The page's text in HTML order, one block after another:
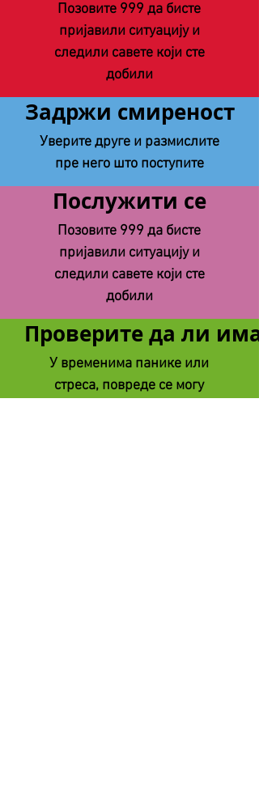
Позовите 999 да бисте
пријавили ситуацију и
следили савете који сте
добили
Задржи смиреност
Уверите друге и размислите
пре него што поступите
Послужити се
Позовите 999 да бисте
пријавили ситуацију и
следили савете који сте
добили
Проверите да ли има
У временима панике или
стреса, повреде се могу